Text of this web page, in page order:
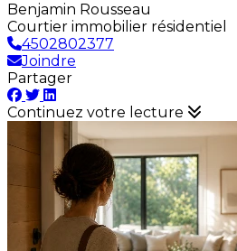
Benjamin Rousseau
Courtier immobilier résidentiel
4502802377
Joindre
Partager
Continuez votre lecture